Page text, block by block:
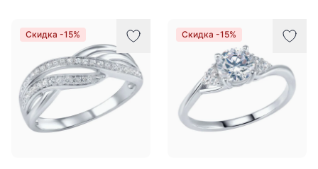
Скидка -15% Скидка -15%